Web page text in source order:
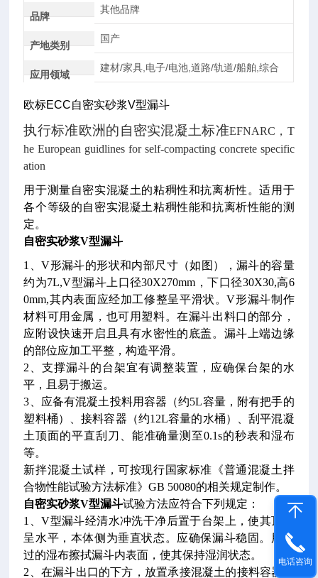
品牌
其他品牌
产地类别
国产
应用领域
建材/家具,电子/电池,道路/轨道/船舶,综合
欧标ECC自密实砂浆V型漏斗
执行标准欧洲的自密实混凝土标准EFNARC ，T
he European guidlines for self-compacting concrete specific
ation
用于测量自密实混凝土的粘稠性和抗离析性。适用于
各个等级的自密实混凝土粘稠性能和抗离析性能的测
定。
自密实砂浆V型漏斗
1
、V形漏斗的形状和内部尺寸（如图），漏斗的容量
约为7L,V型漏斗上口径30X270mm，下口径30X30,高6
0mm,其内表面应经加工修整呈平滑状。V形漏斗制作
材料可用金属，也可用塑料。在漏斗出料口的部分，
应附设快速开启且具有水密性的底盖。漏斗上端边缘
的部位应加工平整，构造平滑。
2、支撑漏斗的台架宜有调整装置，应确保台架的水
平，且易于搬运。
3、应备有混凝土投料用容器（约5L容量，附有把手的
塑料桶）、接料容器（约12L容量的水桶）、刮平混凝
土顶面的平直刮刀、能准确量测至0.1s的秒表和湿布
等。
新拌混凝土试样，可按现行国家标准《普通混凝土拌
合物性能试验方法标准》GB 50080的相关规定制作。
自密实砂浆V型漏斗试验方法应符合下列规定：
1、V型漏斗经清水冲洗干净后置于台架上，使其顶面
呈水平，本体侧为垂直状态。应确保漏斗稳固。用拧
过的湿布擦拭漏斗内表面，使其保持湿润状态。
2、在漏斗出口的下方，放置承接混凝土的接料容器。
电话咨询